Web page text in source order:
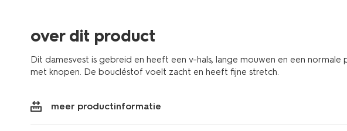
over dit product
Dit damesvest is gebreid en heeft een v-hals, lange mouwen en een normale
met knopen. De boucléstof voelt zacht en heeft fijne stretch.
meer productinformatie